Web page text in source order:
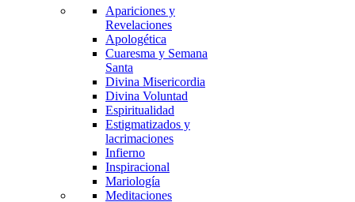
Apariciones y
Revelaciones
Apologética
Cuaresma y Semana
Santa
Divina Misericordia
Divina Voluntad
Espiritualidad
Estigmatizados y
lacrimaciones
Infierno
Inspiracional
Mariología
Meditaciones